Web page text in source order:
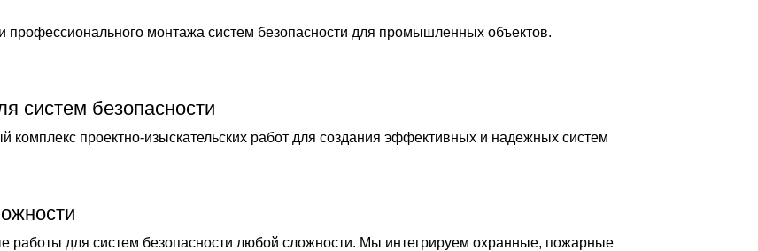
монтажа систем безопасности для промышленных объектов.
систем безопасности
проектно-изыскательских работ для создания эффективных и надежных систем
для систем безопасности любой сложности. Мы интегрируем охранные, пожарные